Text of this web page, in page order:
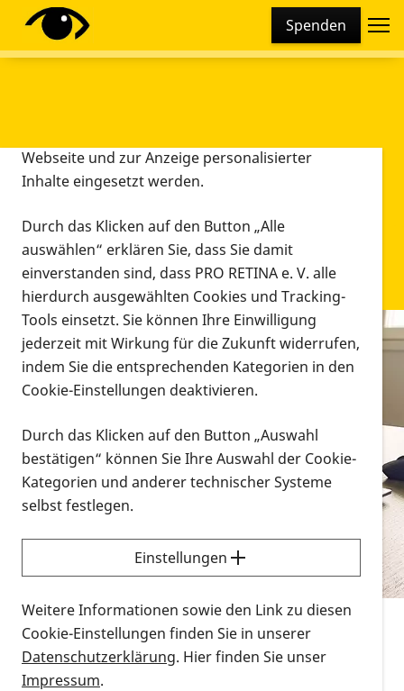
Spenden
Infomaterial
Infomaterial
Vorlesen
Alle Infomaterialien in verschiedenen
Formaten an einem Ort
Sie möchten wissen, wie Sie nach Infonmaterial
suchen und dieses bestellen bzw. herunterladen
können? Schauen Sie sich dieErklärvideos zum
Thema Infomaterial auf der PRO RETINA-Website
für blinde und sehbehinderte Menschen an.
Auf dieser Seite finden Sie sämtliches Infomaterial
Diese Webseite setzt verschiedene Cookies und
Tracking-Tools ein. Dies beinhaltet Cookies und
Webseite und zur Anzeige personalisierter
Inhalte eingesetzt werden.
Durch das Klicken auf den Button „Alle
auswählen“ erklären Sie, dass Sie damit
einverstanden sind, dass PRO RETINA e. V. alle
hierdurch ausgewählten Cookies und Tracking-
Tools einsetzt. Sie können Ihre Einwilligung
jederzeit mit Wirkung für die Zukunft widerrufen,
indem Sie die entsprechenden Kategorien in den
Cookie-Einstellungen deaktivieren.
Durch das Klicken auf den Button „Auswahl
bestätigen“ können Sie Ihre Auswahl der Cookie-
Kategorien und anderer technischer Systeme
selbst festlegen.
Einstellungen
Weitere Informationen sowie den Link zu diesen
Cookie-Einstellungen finden Sie in unserer
Datenschutzerklärung. Hier finden Sie unser
Impressum.